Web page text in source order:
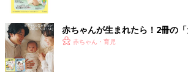
赤ちゃんが生まれたら！2冊の「
赤ちゃん・育児